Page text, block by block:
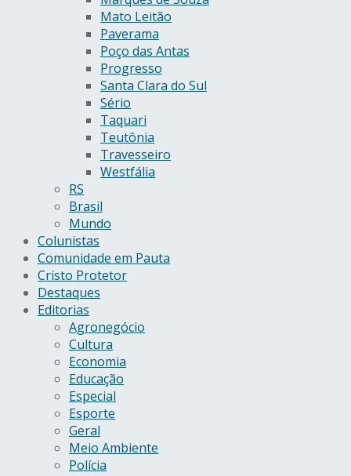
Mato Leitão
Paverama
Poço das Antas
Progresso
Santa Clara do Sul
Sério
Taquari
Teutônia
Travesseiro
Westfália
RS
Brasil
Mundo
Colunistas
Comunidade em Pauta
Cristo Protetor
Destaques
Editorias
Agronegócio
Cultura
Economia
Educação
Especial
Esporte
Geral
Meio Ambiente
Polícia